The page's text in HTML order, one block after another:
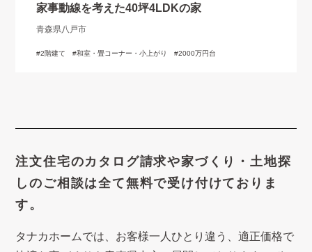
家事動線を考えた40坪4LDKの家
青森県八戸市
2階建て 和室・畳コーナー・小上がり 2000万円台
注文住宅のカタログ請求や家づくり・土地探
しのご相談は全て無料で受け付けておりま
す。
タナカホームでは、お客様一人ひとり違う、適正価格で